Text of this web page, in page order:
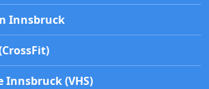
Innsbruck
Innsbruck (VHS)